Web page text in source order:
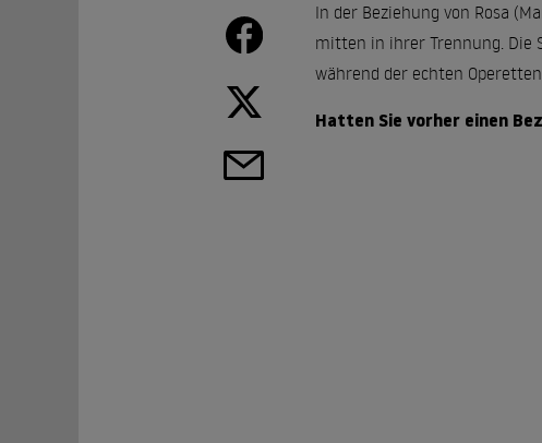
In der Beziehung von Rosa
mitten in ihrer Trennung. Die
während der echten
Hatten Sie vorher einen